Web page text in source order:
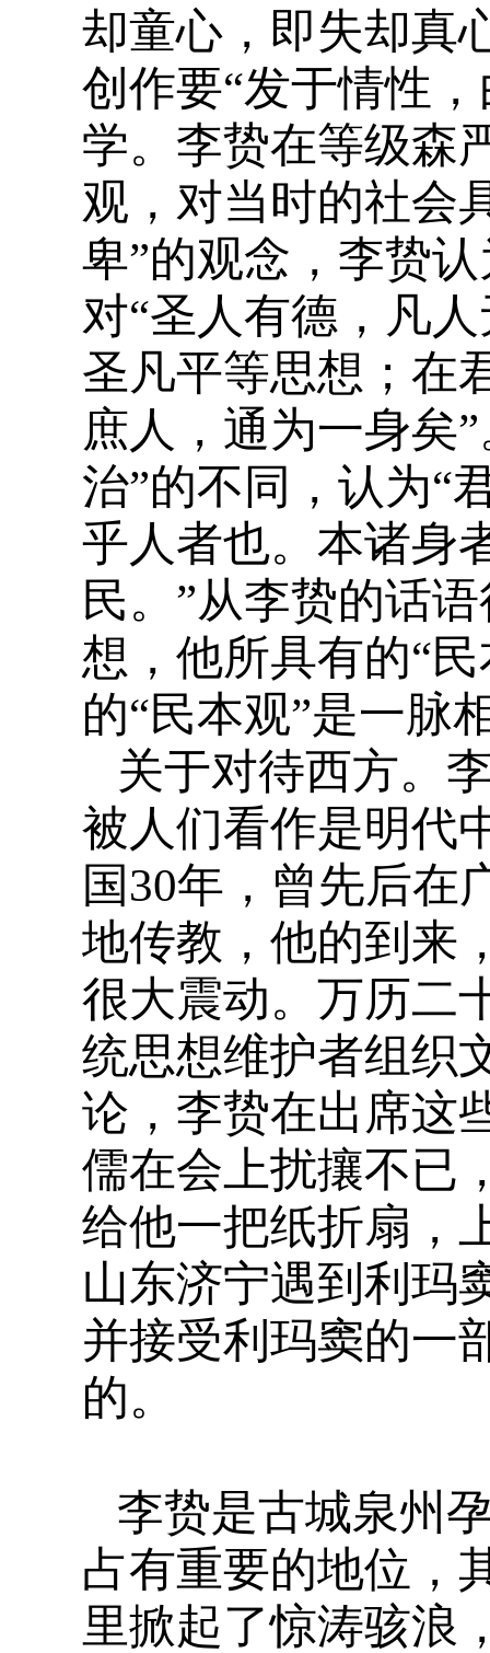
却童心，即失却真
创作要“发于情性
学。李贽在等级森
观，对当时的社会
卑”的观念，李贽
对“圣人有德，凡
圣凡平等思想；在
庶人，通为一身矣
治”的不同，认为“
乎人者也。本诸身
民。”从李贽的话
想，他所具有的“
的“民本观”是一脉
关于对待西方。
被人们看作是明代
国30年，曾先后在
地传教，他的到来
很大震动。万历二
统思想维护者组织
论，李贽在出席这
儒在会上扰攘不已
给他一把纸折扇，
山东济宁遇到利玛
并接受利玛窦的一
的。
李贽是古城泉州
占有重要的地位，
里掀起了惊涛骇浪